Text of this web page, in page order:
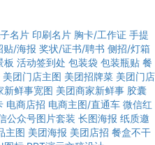
名片 印刷名片 胸卡/工作证 手提
贴/海报 奖状/证书/聘书 侧招/灯箱
板 活动签到处 包装袋 包装瓶贴 餐
美团门店主图 美团招牌菜 美团门店
新鲜事宽图 美团商家新鲜事 胶囊
电商店招 电商主图/直通车 微信红
公众号图片套装 长图海报 纸质邀
主图 美团海报 美团店招 餐盒不干